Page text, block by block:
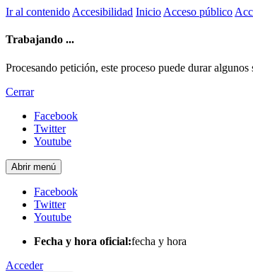
Ir al contenido Accesibilidad Inicio Acceso público
Trabajando ...
Procesando petición, este proceso puede durar
Cerrar
Facebook
Twitter
Youtube
Abrir menú
Facebook
Twitter
Youtube
Fecha y hora oficial:fecha y hora
Acceder